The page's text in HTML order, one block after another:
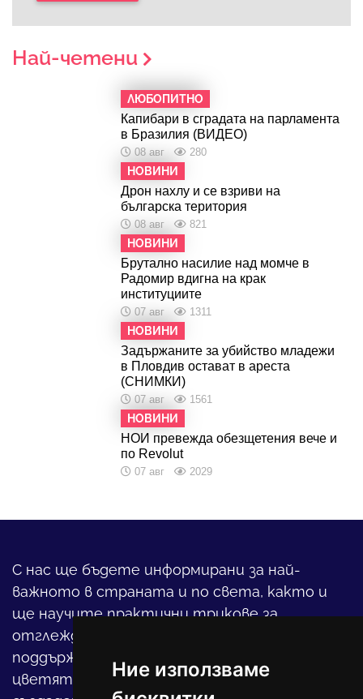
Ние използваме
Най-четени
ЛЮБОПИТНО
Капибари в сградата на парламента
в Бразилия (ВИДЕО)
08 авг 280
НОВИНИ
Дрон нахлу и се взриви на
българска територия
08 авг 821
НОВИНИ
Брутално насилие над момче в
Радомир вдигна на крак
институциите
07 авг 1311
НОВИНИ
Задържаните за убийство младежи
в Пловдив остават в ареста
(СНИМКИ)
07 авг 1561
НОВИНИ
НОИ превежда обезщетения вече и
по Revolut
07 авг 2029
С нас ще бъдете информирани за най-
важното в страната и по света, както и
ще научите практични трикове за
отглеждането на детето, за
поддържането на дома и градината,
цветята, интериора и, въобще, как да